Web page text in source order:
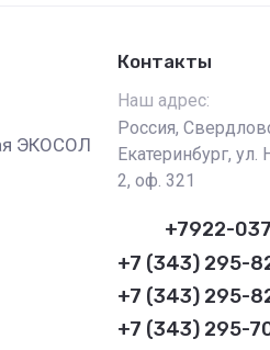
ЭКОСОЛ
Контакты
Наш адрес:
Россия,
Екатеринбург, ул.
2, оф. 321
+7922-
+7 (343) 295-
+7 (343) 295-
+7 (343) 295-